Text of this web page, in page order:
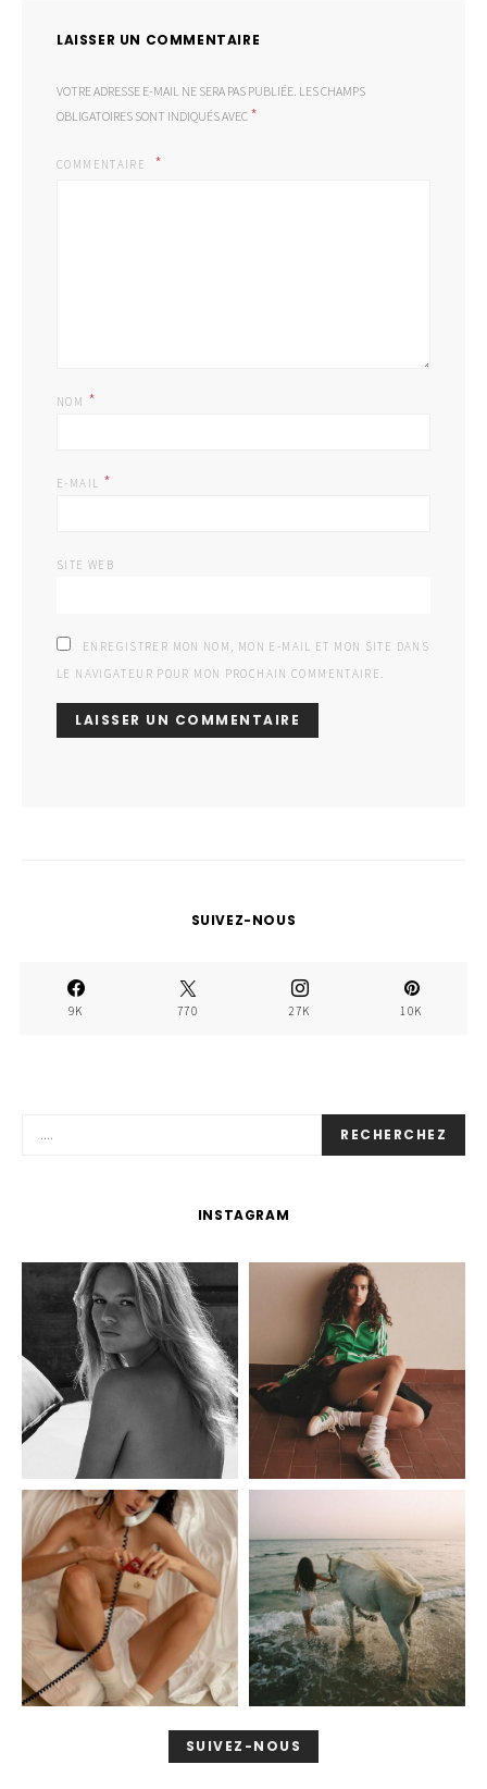
LAISSER UN COMMENTAIRE
VOTRE ADRESSE E-MAIL NE SERA PAS PUBLIÉE. LES CHAMPS
OBLIGATOIRES SONT INDIQUÉS AVEC *
COMMENTAIRE
NOM *
E-MAIL *
SITE WEB
ENREGISTRER MON NOM, MON E-MAIL ET MON SITE DANS
LE NAVIGATEUR POUR MON PROCHAIN COMMENTAIRE.
SUIVEZ-NOUS
9K 770 27K 10K
RECHERCHEZ
INSTAGRAM
SUIVEZ-NOUS